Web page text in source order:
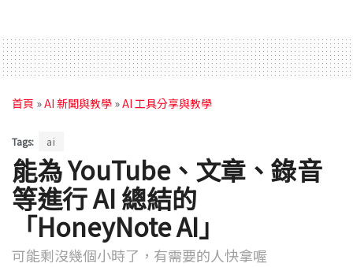
首頁 »AI 新聞與教學 »AI 工具分享與教學
Tags: ai
能為 YouTube、文章、錄音
等進行 AI 總結的
「HoneyNote AI」
可能剩沒幾個小時了，有需要的人快拿喔